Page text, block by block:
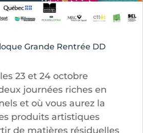
Grande Rentrée DD
23 et 24 octobre
journées riches en
et où vous aurez la
produits artistiques
de matières résiduelles